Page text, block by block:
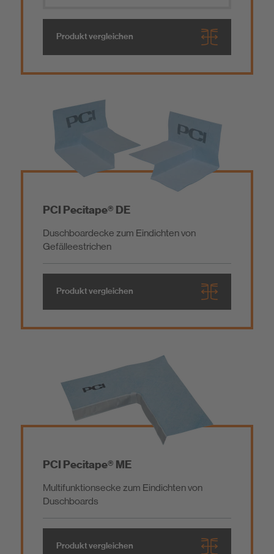
Produkt vergleichen
PCI Pecitape® DE
Duschboardecke zum Eindichten von
Gefälleestrichen
Produkt vergleichen
PCI Pecitape® ME
Multifunktionsecke zum Eindichten von
Duschboards
Produkt vergleichen